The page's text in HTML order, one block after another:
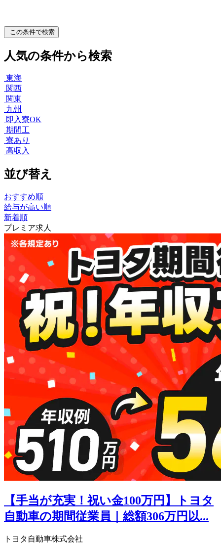
この条件で検索
人気の条件から検索
東海
関西
関東
九州
即入寮OK
期間工
寮あり
高収入
並び替え
おすすめ順
給与が高い順
新着順
プレミア求人
【手当が充実！祝い金100万円】トヨタ
自動車の期間従業員｜総額306万円以...
トヨタ自動車株式会社